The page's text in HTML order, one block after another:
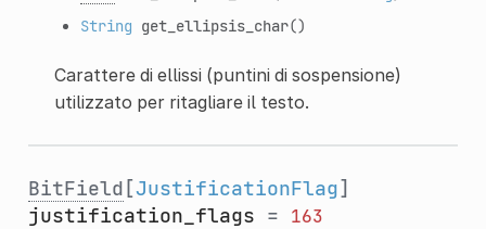
String get_ellipsis_char()
Carattere di ellissi (puntini di sospensione)
utilizzato per ritagliare il testo.
BitField [JustificationFlag]
justification_flags = 163